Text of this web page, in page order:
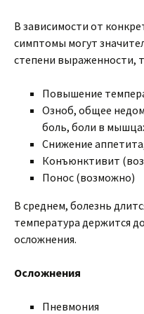
В зависимости от
симптомы могут
степени выраженности,
Повышение
Озноб, общее
боль, боли в
Снижение
Конъюнктивит
Понос (возможно)
В среднем, болезнь
температура держится
осложнения.
Осложнения
Пневмония